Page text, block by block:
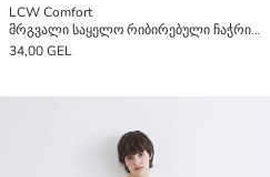
LCW Comfort
მრგვალი საყელო რიბირებული ჩაჭრილი კაბა
34,00 GEL